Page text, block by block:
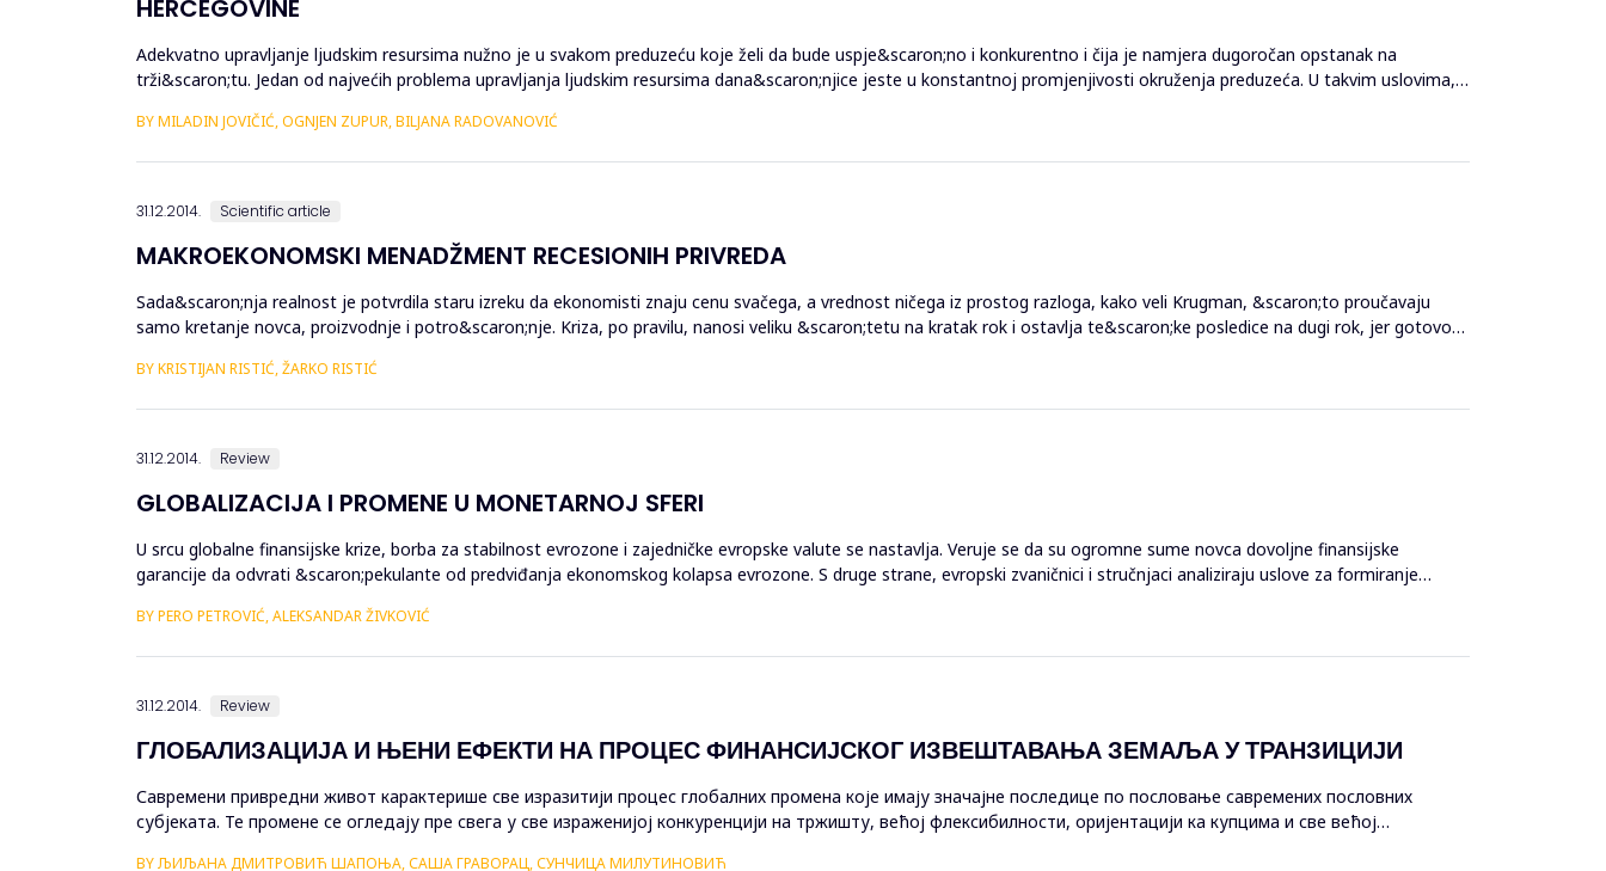
HERCEGOVINE
Adekvatno upravljanje ljudskim resursima nužno je u svakom preduzeću koje želi da bude uspje&scaron;no i konkurentno i čija je namjera dugoročan opstanak na
trži&scaron;tu. Jedan od najvećih problema upravljanja ljudskim resursima dana&scaron;njice jeste u konstantnoj promjenjivosti okruženja preduzeća. U takvim uslovima,
BY MILADIN JOVIČIĆ, OGNJEN ZUPUR, BILJANA RADOVANOVIĆ
31.12.2014. Scientific article
MAKROEKONOMSKI MENADŽMENT RECESIONIH PRIVREDA
Sada&scaron;nja realnost je potvrdila staru izreku da ekonomisti znaju cenu svačega, a vrednost ničega iz prostog razloga, kako veli Krugman, &scaron;to proučavaju
samo kretanje novca, proizvodnje i potro&scaron;nje. Kriza, po pravilu, nanosi veliku &scaron;tetu na kratak rok i ostavlja te&scaron;ke posledice na dugi rok, jer gotovo
BY KRISTIJAN RISTIĆ, ŽARKO RISTIĆ
31.12.2014. Review
GLOBALIZACIJA I PROMENE U MONETARNOJ SFERI
U srcu globalne finansijske krize, borba za stabilnost evrozone i zajedničke evropske valute se nastavlja. Veruje se da su ogromne sume novca dovoljne finansijske
garancije da odvrati &scaron;pekulante od predviđanja ekonomskog kolapsa evrozone. S druge strane, evropski zvaničnici i stručnjaci analiziraju uslove za formiranje
BY PERO PETROVIĆ, ALEKSANDAR ŽIVKOVIĆ
31.12.2014. Review
ГЛОБАЛИЗАЦИЈА И ЊЕНИ ЕФЕКТИ НА ПРОЦЕС ФИНАНСИЈСКОГ ИЗВЕШТАВАЊА ЗЕМАЉА У ТРАНЗИЦИЈИ
Савремени привредни живот карактерише све изразитији процес глобалних промена које имају значајне последице по пословање савремених пословних
субјеката. Те промене се огледају пре свега у све израженијој конкуренцији на тржишту, већој флексибилности, оријентацији ка купцима и све већој
BY ЉИЉАНА ДМИТРОВИЋ ШАПОЊА, САША ГРАВОРАЦ, СУНЧИЦА МИЛУТИНОВИЋ